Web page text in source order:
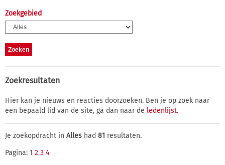
Zoekgebied
Zoekresultaten
Hier kan je nieuws en reacties doorzoeken. Ben je op zoek naar
een bepaald lid van de site, ga dan naar de ledenlijst.
Je zoekopdracht in Alles had 81 resultaten.
Pagina: 1 2 3 4